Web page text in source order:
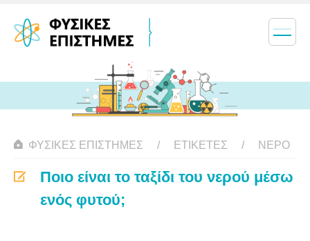
ΦΥΣΙΚΈΣ ΕΠΙΣΤΉΜΕΣ ΕΤΙΚΈΤΕΣ ΝΕΡΌ
Ποιο είναι το ταξίδι του νερού μέσω
ενός φυτού;